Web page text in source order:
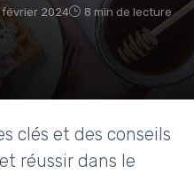
février 2024 8 min de lecture
clés et des conseils
réussir dans le